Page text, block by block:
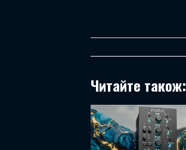
Читайте також: